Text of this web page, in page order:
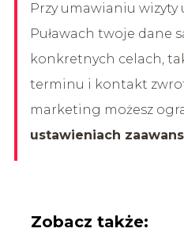
Przy umawianiu
Puławach twoje dane
konkretnych celach,
terminu i kontakt
marketing możesz
ustawieniach
Zobacz także: